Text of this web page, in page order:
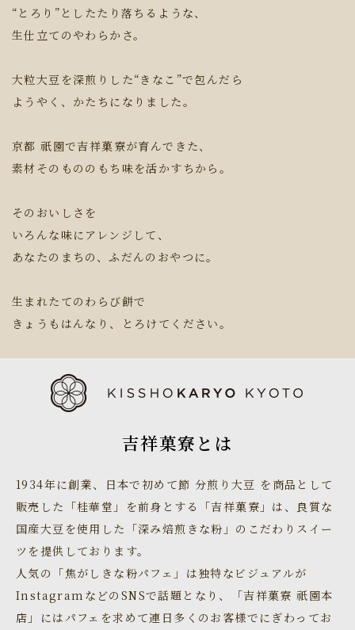
“とろり”としたたり落ちるような、
生仕立てのやわらかさ。
大粒大豆を深煎りした“きなこ”で包んだら
ようやく、かたちになりました。
京都 祇園で吉祥菓寮が育んできた、
素材そのもののもち味を活かすちから。
そのおいしさを
いろんな味にアレンジして、
あなたのまちの、ふだんのおやつに。
生まれたてのわらび餅で
きょうもはんなり、とろけてください。
吉祥菓寮とは
1934年に創業、日本で初めて節 分煎り大豆 を商品として
販売した「桂華堂」を前身とする「吉祥菓寮」は、良質な
国産大豆を使用した「深み焙煎きな粉」のこだわりスイー
ツを提供しております。
人気の「焦がしきな粉パフェ」は独特なビジュアルが
InstagramなどのSNSで話題となり、「吉祥菓寮 祇園本
店」にはパフェを求めて連日多くのお客様でにぎわってお